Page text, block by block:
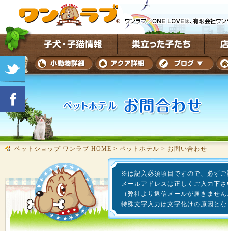
ペットショップ ワンラブ HOME > ペットホテル > お問い合わせ
※は記入必須項目ですので、必ず
メールアドレスは正しくご入力下
（弊社より返信メールが届きませ
特殊文字入力は文字化けの原因と